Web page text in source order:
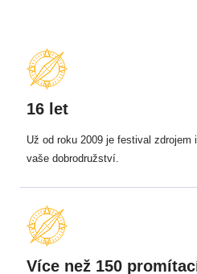
16 let
Už od roku 2009 je festival zdrojem
vaše dobrodružství.
Více než 150